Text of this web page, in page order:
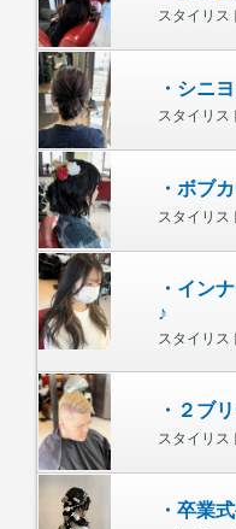
スタイリス
・シニ
スタイリス
・ボブ
スタイリス
・イン
♪
スタイリス
・２ブ
スタイリス
・卒業